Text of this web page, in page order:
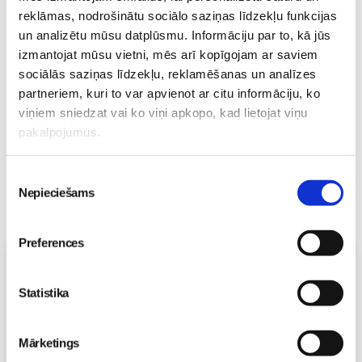
reklāmas, nodrošinātu sociālo saziņas līdzekļu funkcijas
un analizētu mūsu datplūsmu. Informāciju par to, kā jūs
izmantojat mūsu vietni, mēs arī kopīgojam ar saviem
sociālās saziņas līdzekļu, reklamēšanas un analīzes
partneriem, kuri to var apvienot ar citu informāciju, ko
viņiem sniedzat vai ko viņi apkopo, kad lietojat viņu
pakalpojumus.
izvēle
Nepieciešams
Preferences
Statistika
Mārketings
Philips Avent mazuļa
uzraudzības ierīci
Bēbītis
29. Jun 19:52
Fizioterapeites Klaudijas Hēlas individuālā konsultācija